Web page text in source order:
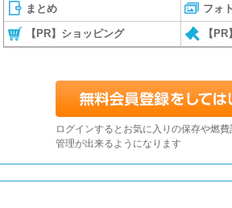
まとめ フォト
【PR】ショッピング 【
ログインするとお気に入りの保存や燃
管理が出来るようになります